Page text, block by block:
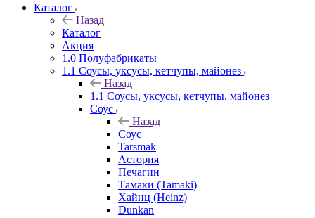
Каталог
Назад
Каталог
Акция
1.0 Полуфабрикаты
1.1 Соусы, уксусы, кетчупы, майонез
Назад
1.1 Соусы, уксусы, кетчупы, майонез
Соус
Назад
Соус
Tarsmak
Астория
Печагин
Тамаки (Tamaki)
Хайнц (Heinz)
Dunkan